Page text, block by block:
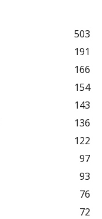
503
191
166
154
143
136
122
97
93
76
72